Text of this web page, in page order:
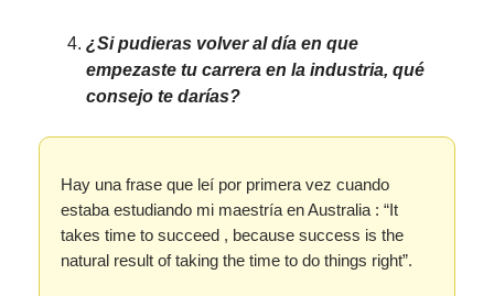
¿Si pudieras volver al día en que
empezaste tu carrera en la industria, qué
consejo te darías?
Hay una frase que leí por primera vez cuando
estaba estudiando mi maestría en Australia : “It
takes time to succeed , because success is the
natural result of taking the time to do things right”.